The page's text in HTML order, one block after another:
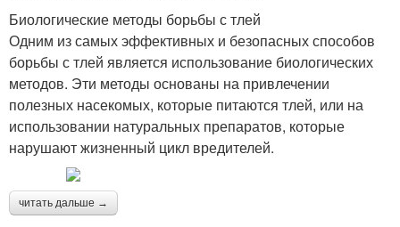
Биологические методы борьбы с тлей
Одним из самых эффективных и безопасных способов
борьбы с тлей является использование биологических
методов. Эти методы основаны на привлечении
полезных насекомых, которые питаются тлей, или на
использовании натуральных препаратов, которые
нарушают жизненный цикл вредителей.
читать дальше →